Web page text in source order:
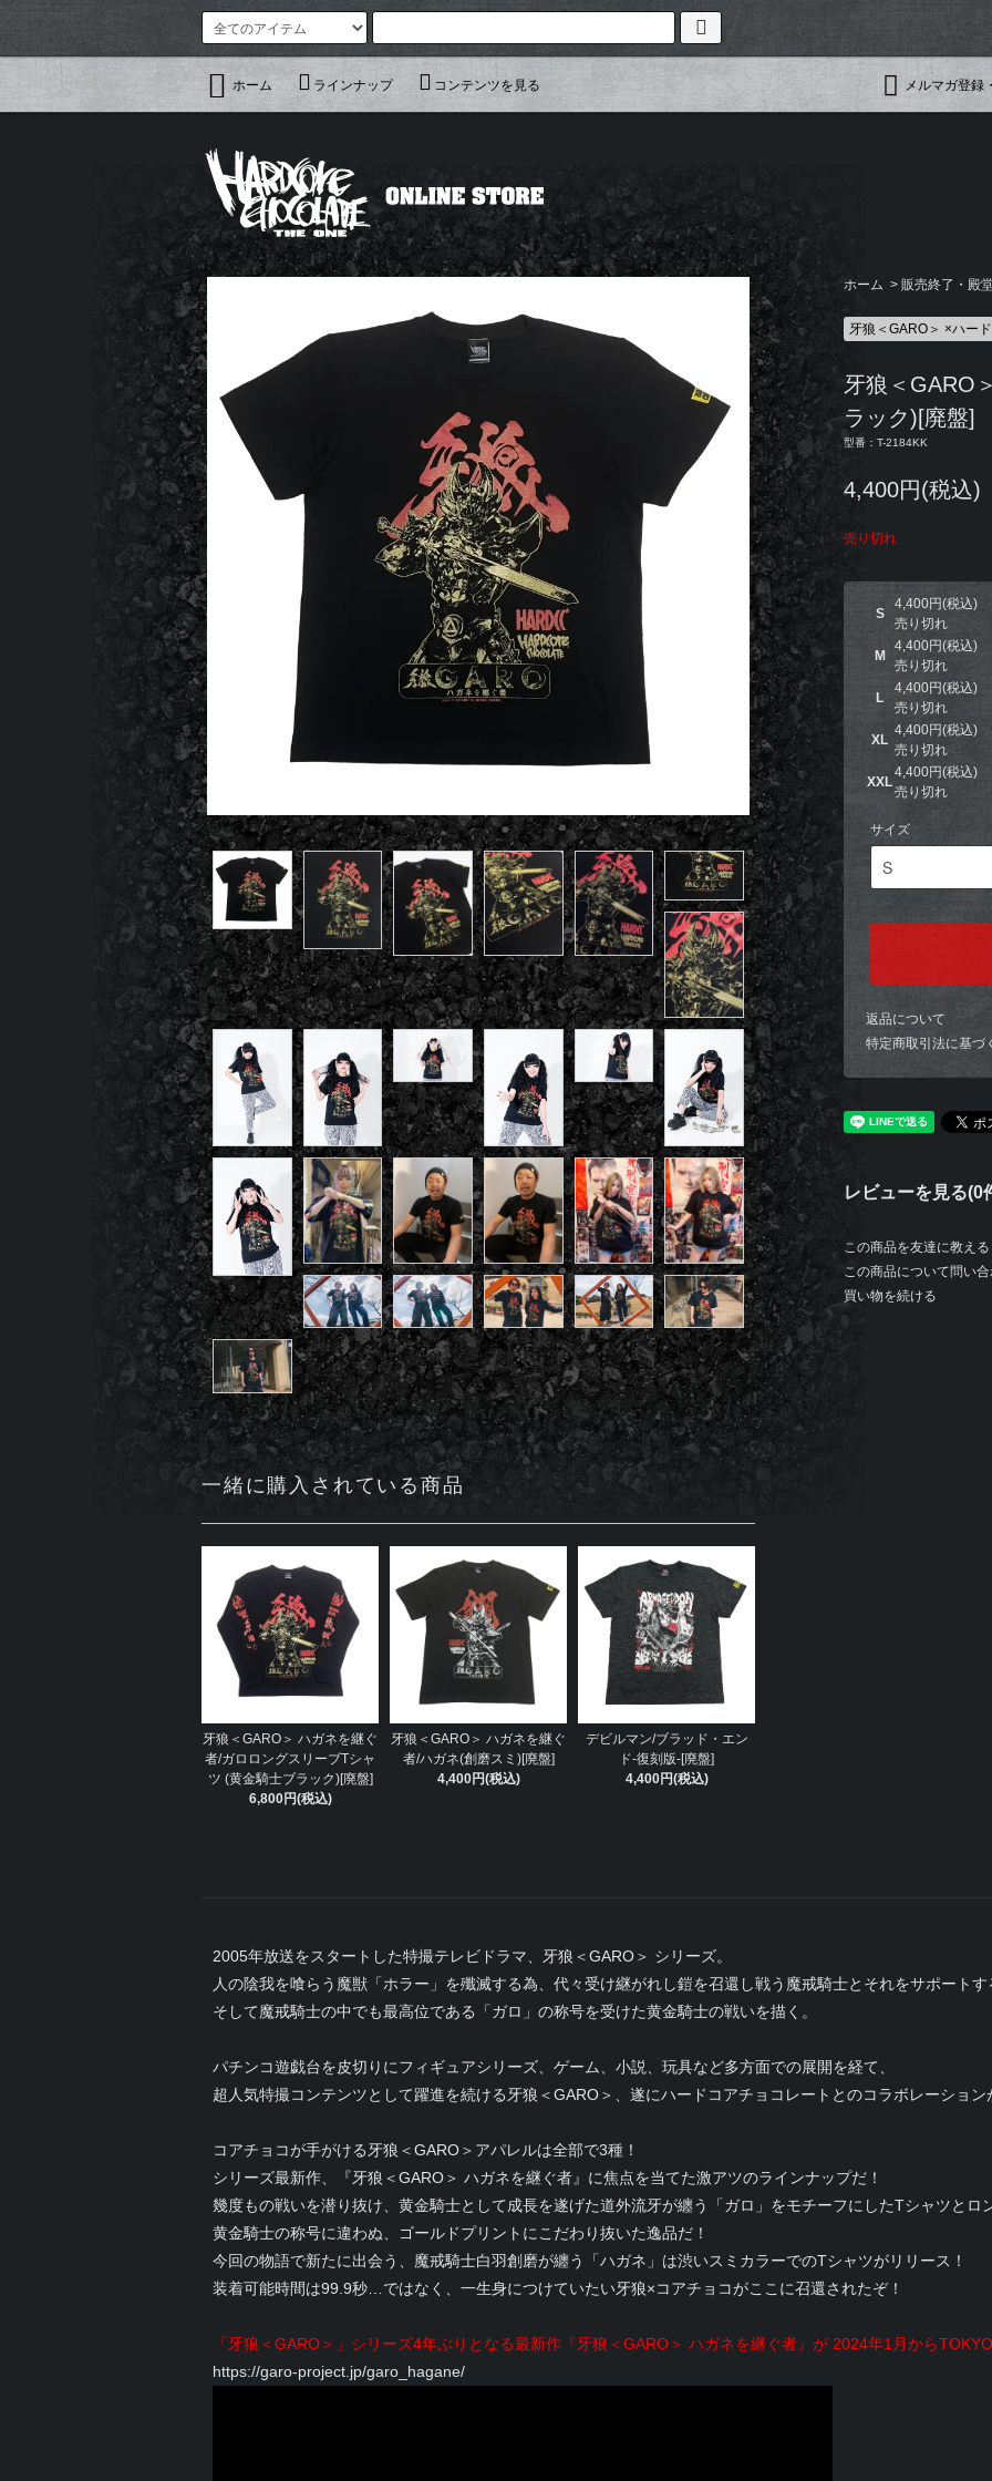
ホーム ラインナップ コンテンツを見る メルマガ登録
一緒に購入されている商品
牙狼＜GARO＞ ハガネを継ぐ
者/ガロロングスリーブTシャ
ツ (黄金騎士ブラック)[廃盤]
6,800円(税込)
牙狼＜GARO＞ ハガネを継ぐ
者/ハガネ(創磨スミ)[廃盤]
4,400円(税込)
デビルマン/ブラッド・エン
ド-復刻版-[廃盤]
4,400円(税込)
ホーム > 販売終了・殿
牙狼＜GARO＞ ×ハー
牙狼＜GARO
ラック)[廃盤]
型番：T-2184KK
4,400円(税込)
売り切れ
S
4,400円(税込)
売り切れ
M
4,400円(税込)
売り切れ
L
4,400円(税込)
売り切れ
XL
4,400円(税込)
売り切れ
XXL
4,400円(税込)
売り切れ
サイズ
返品について
特定商取引法に基づ
レビューを見る(0
この商品を友達に教える
この商品について問い
買い物を続ける
2005年放送をスタートした特撮テレビドラマ、牙狼＜GARO＞ シリーズ。
人の陰我を喰らう魔獣「ホラー」を殲滅する為、代々受け継がれし鎧を召還し戦う魔戒騎士とそれをサポートす
そして魔戒騎士の中でも最高位である「ガロ」の称号を受けた黄金騎士の戦いを描く。
パチンコ遊戯台を皮切りにフィギュアシリーズ、ゲーム、小説、玩具など多方面での展開を経て、
超人気特撮コンテンツとして躍進を続ける牙狼＜GARO＞、遂にハードコアチョコレートとのコラボレーション
コアチョコが手がける牙狼＜GARO＞アパレルは全部で3種！
シリーズ最新作、『牙狼＜GARO＞ ハガネを継ぐ者』に焦点を当てた激アツのラインナップだ！
幾度もの戦いを潜り抜け、黄金騎士として成長を遂げた道外流牙が纏う「ガロ」をモチーフにしたTシャツとロ
黄金騎士の称号に違わぬ、ゴールドプリントにこだわり抜いた逸品だ！
今回の物語で新たに出会う、魔戒騎士白羽創磨が纏う「ハガネ」は渋いスミカラーでのTシャツがリリース！
装着可能時間は99.9秒…ではなく、一生身につけていたい牙狼×コアチョコがここに召還されたぞ！
「牙狼＜GARO＞」シリーズ4年ぶりとなる最新作『牙狼＜GARO＞ ハガネを継ぐ者』が 2024年1月から
https://garo-project.jp/garo_hagane/